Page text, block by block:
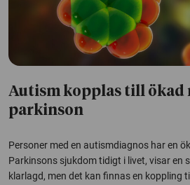
Autism kopplas till ökad
parkinson
Personer med en autismdiagnos har en
Parkinsons sjukdom tidigt i livet, visar en
klarlagd, men det kan finnas en koppling